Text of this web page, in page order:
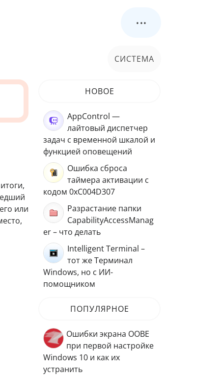
...
СИСТЕМА
или
НОВОЕ
AppControl —
лайтовый диспетчер
задач с временной шкалой и
функцией оповещений
Ошибка сброса
таймера активации с
кодом 0xC004D307
Разрастание папки
CapabilityAccessManag
er – что делать
Intelligent Terminal –
тот же Терминал
Windows, но с ИИ-
помощником
ПОПУЛЯРНОЕ
Ошибки экрана OOBE
при первой настройке
Windows 10 и как их
устранить